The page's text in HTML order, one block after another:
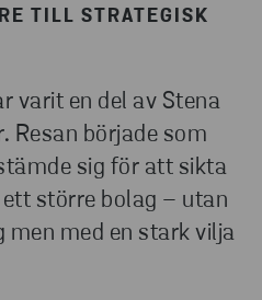
TILL STRATEGISK
varit en del av Stena
Resan började som
sig för att sikta
större bolag – utan
med en stark vilja
Välkommen till oss!